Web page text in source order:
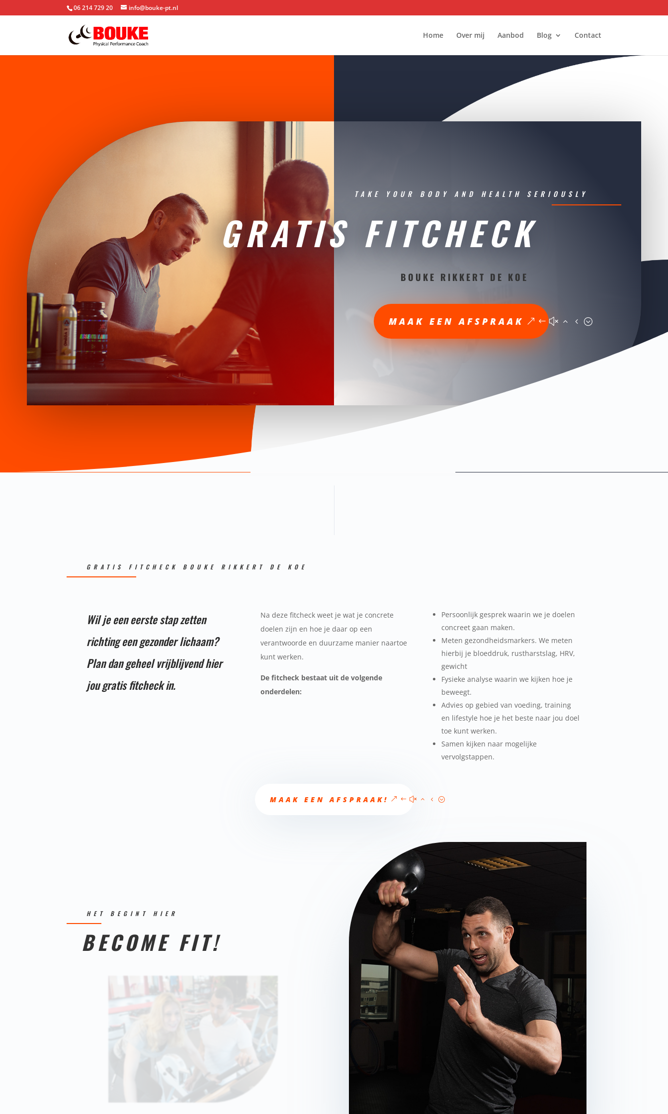
06 214 729 20 info@bouke-pt.nl
Home Over mij Aanbod Blog Contact
TAKE YOUR BODY AND HEALTH SERIOUSLY
GRATIS FITCHECK
BOUKE RIKKERT DE KOE
MAAK EEN AFSPRAAK
GRATIS FITCHECK BOUKE RIKKERT DE KOE
Wil je een eerste stap zetten
richting een gezonder lichaam?
Plan dan geheel vrijblijvend hier
jou gratis fitcheck in.
Na deze fitcheck weet je wat je concrete
doelen zijn en hoe je daar op een
verantwoorde en duurzame manier naartoe
kunt werken.
De fitcheck bestaat uit de volgende
onderdelen:
Persoonlijk gesprek waarin we je doelen
concreet gaan maken.
Meten gezondheidsmarkers. We meten
hierbij je bloeddruk, rustharstslag, HRV,
gewicht
Fysieke analyse waarin we kijken hoe je
beweegt.
Advies op gebied van voeding, training
en lifestyle hoe je het beste naar jou doel
toe kunt werken.
Samen kijken naar mogelijke
vervolgstappen.
MAAK EEN AFSPRAAK!
HET BEGINT HIER
BECOME FIT!